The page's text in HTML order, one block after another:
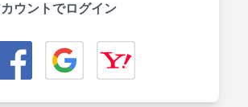
ウントでログイン